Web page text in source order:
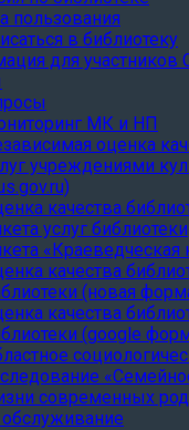
пользования
в библиотеку
для участников
МК и НП
оценка
учреждениями
качества
услуг библиотеки
«Краеведческая
качества
(новая
качества
(google
современных